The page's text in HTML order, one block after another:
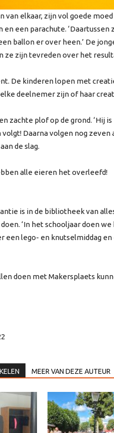
van elkaar, zijn vol goede
en een parachute.
ballon er over heen.’ De
ze zijn tevreden over het
De kinderen lopen met
deelnemer zijn of haar
zachte plof op de grond. ‘Hij
volgt! Daarna volgen nog
de slag.
alle eieren het overleefd!
is in de bibliotheek van
‘In het schooljaar doen
een lego- en knutselmiddag
doen met Makersplaets
MEER VAN DEZE AUTEUR